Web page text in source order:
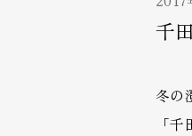
千
冬の
「